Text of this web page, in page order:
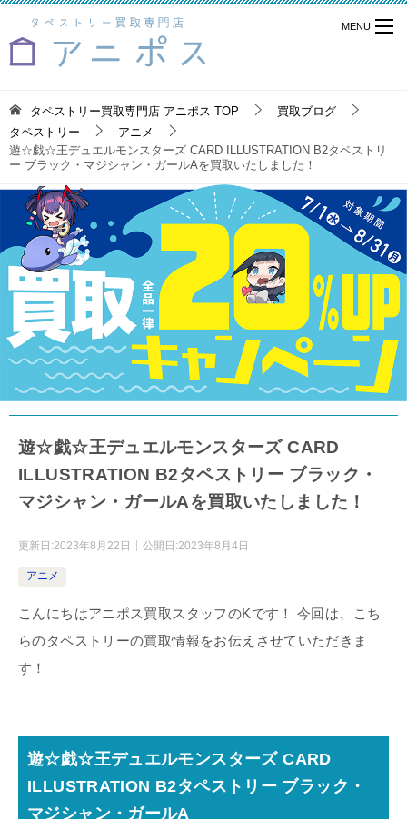
タペストリー買取専門店 アニポス TOP
買取ブログ
タペストリー
アニメ
遊☆戯☆王デュエルモンスターズ CARD ILLUSTRATION B2タペストリ
ー ブラック・マジシャン・ガールAを買取いたしました！
遊☆戯☆王デュエルモンスターズ CARD
ILLUSTRATION B2タペストリー ブラック・
マジシャン・ガールAを買取いたしました！
更新日:2023年8月22日 公開日:2023年8月4日
アニメ
こんにちはアニポス買取スタッフのKです！ 今回は、こち
らのタペストリーの買取情報をお伝えさせていただきま
す！
遊☆戯☆王デュエルモンスターズ CARD
ILLUSTRATION B2タペストリー ブラック・
マジシャン・ガールA